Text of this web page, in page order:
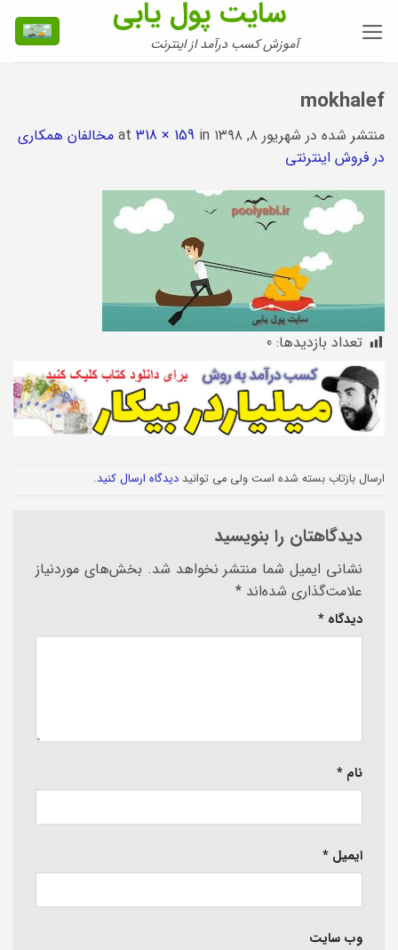
سایت پول یابی
آموزش کسب درآمد از اینترنت
mokhalef
منتشر شده در شهریور ۸, ۱۳۹۸ 318 × 159 in
مخالفان همکاری
در فروش اینترنتی
تعداد بازدیدها: 0
ارسال بازتاب بسته شده است ولی می توانید دیدگاه ارسال کنید.
دیدگاهتان را بنویسید
نشانی ایمیل شما منتشر نخواهد شد. بخش‌های موردنیاز
علامت‌گذاری شده‌اند *
دیدگاه *
نام *
ایمیل *
وب‌ سایت